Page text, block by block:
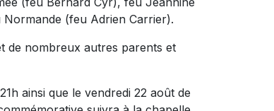
(feu Adrien Carrier).
de nombreux autres parents et
ainsi que le vendredi 22 août de